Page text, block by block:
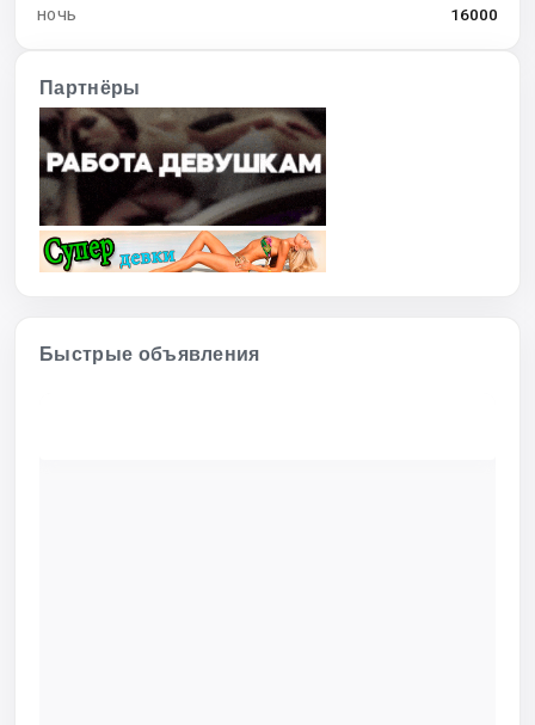
НОЧЬ 16000
Партнёры
Быстрые объявления